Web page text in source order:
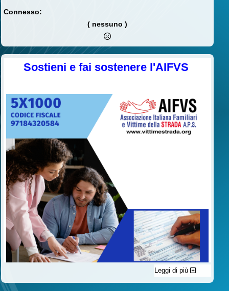
Connesso:
( nessuno )
Sostieni e fai sostenere l'AIFVS
C'è un modo di contribuire alle attività dell’A.I.F.V.S. a favore
delle vittime della strada e per dare giustizia ai superstiti ed ai
Leggi di più